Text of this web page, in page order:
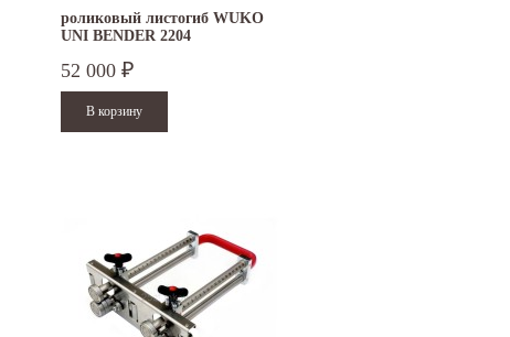
роликовый листогиб WUKO
UNI BENDER 2204
52 000 ₽